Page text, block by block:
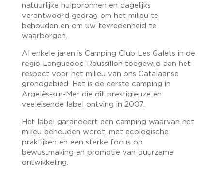
natuurlijke hulpbronnen en dagelijks
verantwoord gedrag om het milieu te
behouden en om uw tevredenheid te
waarborgen.
Al enkele jaren is Camping Club Les Galets in de
regio Languedoc-Roussillon toegewijd aan het
respect voor het milieu van ons Catalaanse
grondgebied. Het is de eerste camping in
Argelès-sur-Mer die dit prestigieuze en
veeleisende label ontving in 2007.
Het label garandeert een camping waarvan het
milieu behouden wordt, met ecologische
praktijken en een sterke focus op
bewustmaking en promotie van duurzame
ontwikkeling.